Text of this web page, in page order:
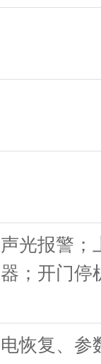
光报警；
；开门停
恢复、参